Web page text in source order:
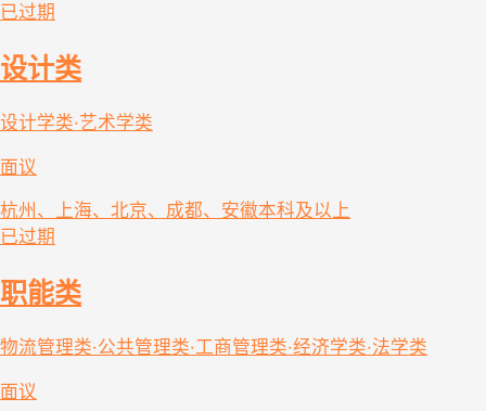
已过期
设计类
设计学类·艺术学类
面议
杭州、上海、北京、成都、安徽本科及以上
已过期
职能类
物流管理类·公共管理类·工商管理类·经济学类·法学类
面议